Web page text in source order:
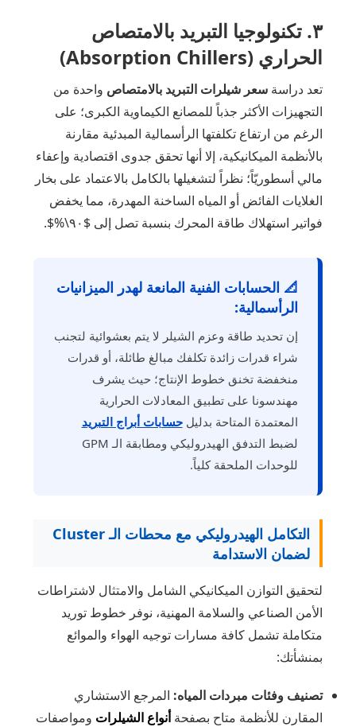
٣. تكنولوجيا التبريد بالامتصاص
الحراري (Absorption Chillers)
تعد دراسةسعر شيلرات التبريد بالامتصاص واحدة من
التجهيزات الأكثر جذباً للمصانع الكيماوية الكبرى؛ على
الرغم من ارتفاع تكلفتها الرأسمالية المبدئية مقارنة
بالأنظمة الميكانيكية، إلا أنها تحقق جدوى اقتصادية وإعفاء
مالي أسطوريّاً؛ نظراً لتشغيلها بالكامل بالاعتماد على بخار
الغلايات الفائض أو المياه الساخنة المهدرة، مما يخفض
فواتير استهلاك طاقة المحرك بنسبة تصل إلى $٩٠\%$.
📐 الحسابات الفنية المانعة لهدر الميزانيات
الرأسمالية:
إن تحديد طاقة وعزم الشيلر لا يتم بعشوائية لتجنب
شراء قدرات زائدة تكلفك مبالغ طائلة، أو قدرات
منخفضة تخنق خطوط الإنتاج؛ حيث يشرف
مهندسونا على تطبيق المعادلات الحرارية
المعتمدة المتاحة بدليلحسابات أبراج التبريد
لضبط التدفق الهيدروليكي ومطابقة الـ GPM
للوحدات الملحقة كلياً.
التكامل الهيدروليكي مع محطات الـ Cluster
لضمان الاستدامة
لتحقيق التوازن الميكانيكي الشامل والامتثال لاشتراطات
الأمن الصناعي والسلامة المهنية، نوفر خطوط توريد
متكاملة تشمل كافة مسارات توجيه الهواء والموائع
بمنشأتك:
تصنيف وفئات مبردات المياه: المرجع الاستشاري
المقارن للأنظمة متاح بصفحةأنواع الشيلرات ومواصفات